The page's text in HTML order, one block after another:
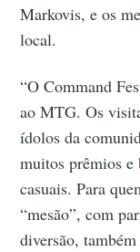
Markovis, e os
local.
“O Command
ao MTG. Os
ídolos da
muitos prêmios e
casuais. Para
“mesão”, com
diversão,